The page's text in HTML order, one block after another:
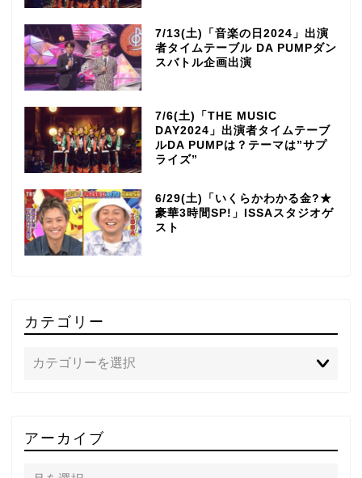
7/13(土)「音楽の日2024」出演
者タイムテーブル DA PUMPダン
スバトル企画出演
7/6(土)「THE MUSIC
DAY2024」出演者タイムテーブ
ルDA PUMPは？テーマは”サプ
ライズ”
6/29(土)「いくらかわかる金?★
豪華3時間SP!」ISSAスタジオゲ
スト
カテゴリー
アーカイブ